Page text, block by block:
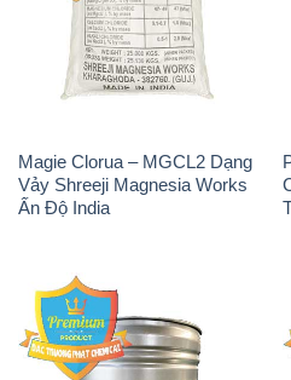
Magie Clorua – MGCL2 Dạng
Vảy Shreeji Magnesia Works
Ấn Độ India